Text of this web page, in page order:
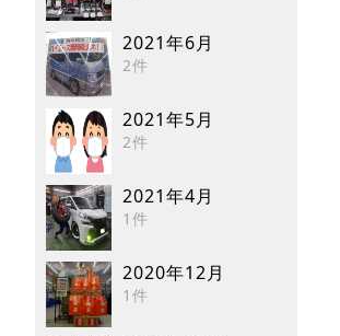
2021年6月
2件
2021年5月
2件
2021年4月
1件
2020年12月
1件